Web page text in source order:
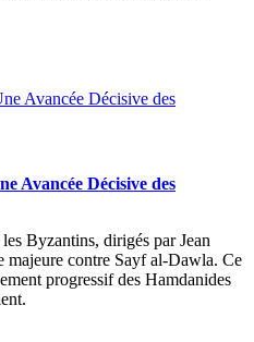
Avancée Décisive des
Byzantins, dirigés par Jean
majeure contre Sayf al-Dawla. Ce
progressif des Hamdanides